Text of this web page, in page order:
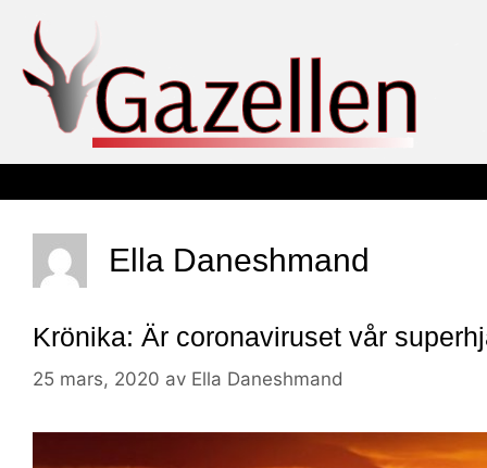
Ella Daneshmand
Krönika: Är coronaviruset vår
25 mars, 2020 av Ella Daneshmand